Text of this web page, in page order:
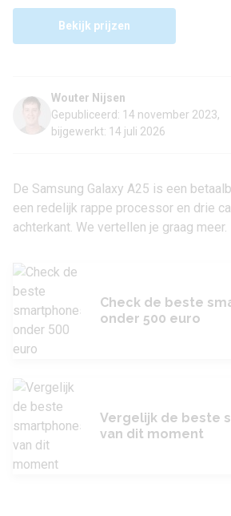
Bekijk prijzen
Wouter Nijsen
Gepubliceerd: 14 november 2023,
bijgewerkt: 14 juli 2026
De Samsung Galaxy A25 is een
een redelijk rappe processor en drie
achterkant. We vertellen je graag meer.
Check de beste
onder 500 euro
Vergelijk de beste
van dit moment